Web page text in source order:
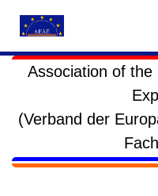
Association of the
(Verband der